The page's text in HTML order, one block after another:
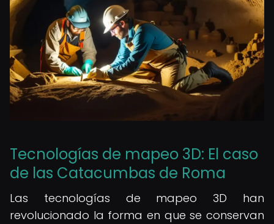
Tecnologías de mapeo 3D: El caso
de las Catacumbas de Roma
Las tecnologías de mapeo 3D han
revolucionado la forma en que se conservan